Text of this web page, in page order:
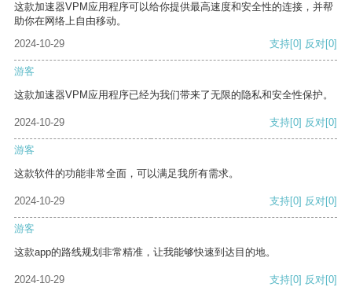
这款加速器VPM应用程序可以给你提供最高速度和安全性的连接，并帮
助你在网络上自由移动。
2024-10-29
支持[0] 反对[0]
游客
这款加速器VPM应用程序已经为我们带来了无限的隐私和安全性保护。
2024-10-29 支持[0] 反对[0]
游客
这款软件的功能非常全面，可以满足我所有需求。
2024-10-29 支持[0] 反对[0]
游客
这款app的路线规划非常精准，让我能够快速到达目的地。
2024-10-29 支持[0] 反对[0]